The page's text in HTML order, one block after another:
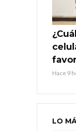
Hace 9
LO